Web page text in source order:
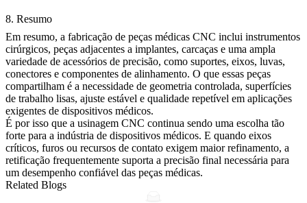
8. Resumo
Em resumo, a fabricação de peças médicas CNC inclui instrumentos
cirúrgicos, peças adjacentes a implantes, carcaças e uma ampla
variedade de acessórios de precisão, como suportes, eixos, luvas,
conectores e componentes de alinhamento. O que essas peças
compartilham é a necessidade de geometria controlada, superfícies
de trabalho lisas, ajuste estável e qualidade repetível em aplicações
exigentes de dispositivos médicos.
É por isso que a usinagem CNC continua sendo uma escolha tão
forte para a indústria de dispositivos médicos. E quando eixos
críticos, furos ou recursos de contato exigem maior refinamento, a
retificação frequentemente suporta a precisão final necessária para
um desempenho confiável das peças médicas.
Related Blogs